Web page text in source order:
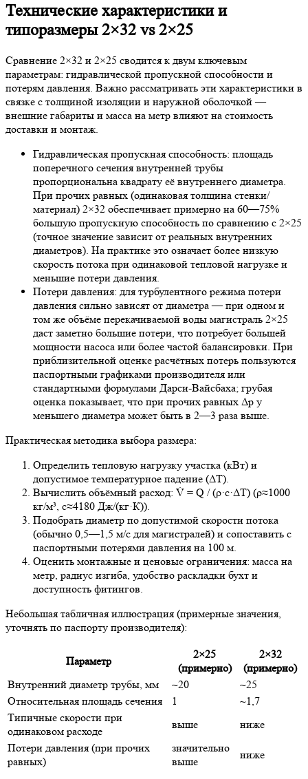
Технические характеристики и
типоразмеры 2×32 vs 2×25
Сравнение 2×32 и 2×25 сводится к двум ключевым
параметрам: гидравлической пропускной способности и
потерям давления. Важно рассматривать эти характеристики в
связке с толщиной изоляции и наружной оболочкой —
внешние габариты и масса на метр влияют на стоимость
доставки и монтаж.
Гидравлическая пропускная способность: площадь
поперечного сечения внутренней трубы
пропорциональна квадрату её внутреннего диаметра.
При прочих равных (одинаковая толщина стенки/
материал) 2×32 обеспечивает примерно на 60—75%
большую пропускную способность по сравнению с 2×25
(точное значение зависит от реальных внутренних
диаметров). На практике это означает более низкую
скорость потока при одинаковой тепловой нагрузке и
меньшие потери давления.
Потери давления: для турбулентного режима потери
давления сильно зависят от диаметра — при одном и
том же объёме перекачиваемой воды магистраль 2×25
даст заметно большие потери, что потребует большей
мощности насоса или более частой балансировки. При
приблизительной оценке расчётных потерь пользуются
паспортными графиками производителя или
стандартными формулами Дарси‑Вайсбаха; грубая
оценка показывает, что при прочих равных Δp у
меньшего диаметра может быть в 2—3 раза выше.
Практическая методика выбора размера:
Определить тепловую нагрузку участка (кВт) и
допустимое температурное падение (ΔT).
Вычислить объёмный расход: V̇ = Q / (ρ·c·ΔT) (ρ≈1000
кг/м³, c≈4180 Дж/(кг·К)).
Подобрать диаметр по допустимой скорости потока
(обычно 0,5—1,5 м/с для магистралей) и сопоставить с
паспортными потерями давления на 100 м.
Оценить монтажные и ценовые ограничения: масса на
метр, радиус изгиба, удобство раскладки бухт и
доступность фитингов.
Небольшая табличная иллюстрация (примерные значения,
уточнять по паспорту производителя):
Параметр
2×25
(примерно)
2×32
(примерно)
Внутренний диаметр трубы, мм
~20
~25
Относительная площадь сечения
1
~1,7
Типичные скорости при
одинаковом расходе
выше
ниже
Потери давления (при прочих
равных)
значительно
выше
ниже